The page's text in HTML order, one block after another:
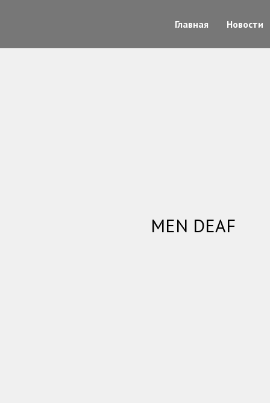
Главная Новости
MEN DEAF